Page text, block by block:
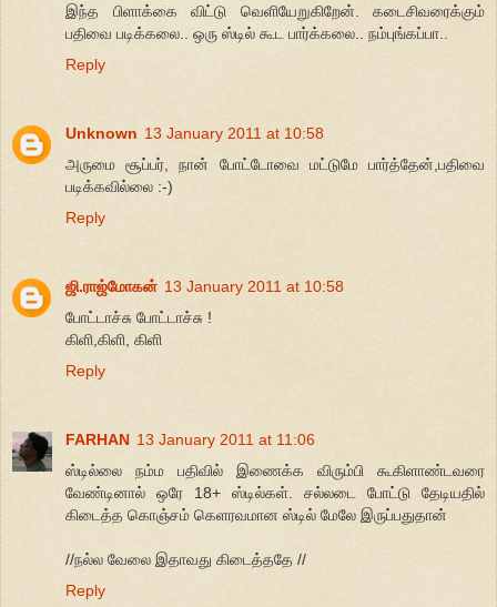
இந்த பிளாக்கை விட்டு வெளியேறுகிறேன். கடைசிவரைக்கும்
பதிவை படிக்கலை.. ஒரு ஸ்டில் கூட பார்க்கலை.. நம்புங்கப்பா..
Reply
Unknown 13 January 2011 at 10:58
அருமை சூப்பர், நான் போட்டோவை மட்டுமே பார்த்தேன்,பதிவை
படிக்கவில்லை :-)
Reply
ஜி.ராஜ்மோகன் 13 January 2011 at 10:58
போட்டாச்சு போட்டாச்சு !
கிளி,கிளி, கிளி
Reply
FARHAN 13 January 2011 at 11:06
ஸ்டில்லை நம்ம பதிவில் இணைக்க விரும்பி கூகிளாண்டவரை
வேண்டினால் ஒரே 18+ ஸ்டில்கள். சல்லடை போட்டு தேடியதில்
கிடைத்த கொஞ்சம் கெளரவமான ஸ்டில் மேலே இருப்பதுதான்
//நல்ல வேலை இதாவது கிடைத்ததே //
Reply